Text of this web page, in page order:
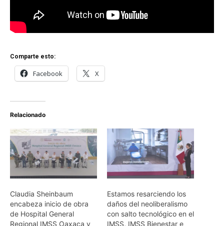
Comparte esto:
Facebook X
Relacionado
Claudia Sheinbaum
encabeza inicio de obra
de Hospital General
Regional IMSS Oaxaca y
Estamos resarciendo los
daños del neoliberalismo
con salto tecnológico en el
IMSS, IMSS Bienestar e